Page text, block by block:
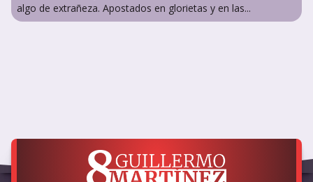
algo de extrañeza. Apostados en glorietas y en las...